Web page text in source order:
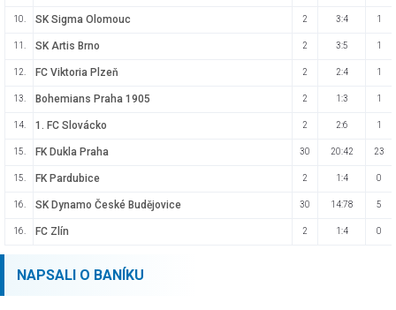
10. SK Sigma Olomouc 2 3:4 1
11. SK Artis Brno 2 3:5 1
12. FC Viktoria Plzeň 2 2:4 1
13. Bohemians Praha 1905 2 1:3 1
14. 1. FC Slovácko 2 2:6 1
15. FK Dukla Praha 30 20:42 23
15. FK Pardubice 2 1:4 0
16. SK Dynamo České Budějovice 30 14:78 5
16. FC Zlín 2 1:4 0
NAPSALI O BANÍKU